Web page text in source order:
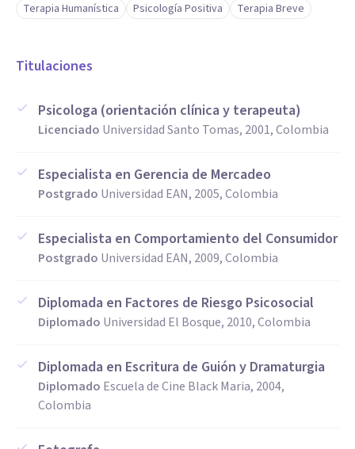
Terapia Humanística
Psicología Positiva Terapia Breve
Titulaciones
Psicologa (orientación clínica y terapeuta)
Licenciado Universidad Santo Tomas, 2001, Colombia
Especialista en Gerencia de Mercadeo
Postgrado Universidad EAN, 2005, Colombia
Especialista en Comportamiento del Consumidor
Postgrado Universidad EAN, 2009, Colombia
Diplomada en Factores de Riesgo Psicosocial
Diplomado Universidad El Bosque, 2010, Colombia
Diplomada en Escritura de Guión y Dramaturgia
Diplomado Escuela de Cine Black Maria, 2004,
Colombia